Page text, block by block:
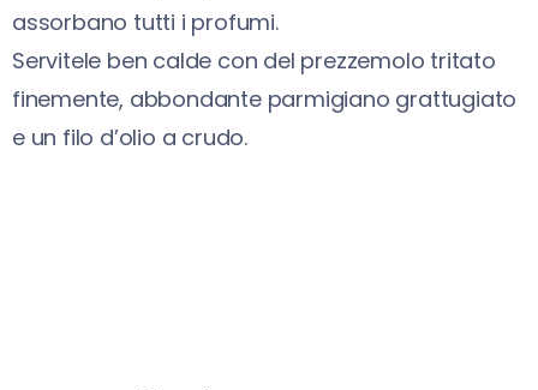
assorbano tutti i profumi.
Servitele ben calde con del prezzemolo tritato
finemente, abbondante parmigiano grattugiato
e un filo d’olio a crudo.